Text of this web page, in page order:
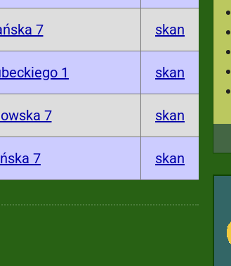
7 skan
1 skan
7 skan
7 skan